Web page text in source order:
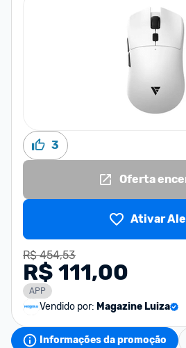
3
Oferta
Ativar
R$ 454,53
R$ 111,00
APP
Vendido por: Magazine Luiza
Informações da promoção